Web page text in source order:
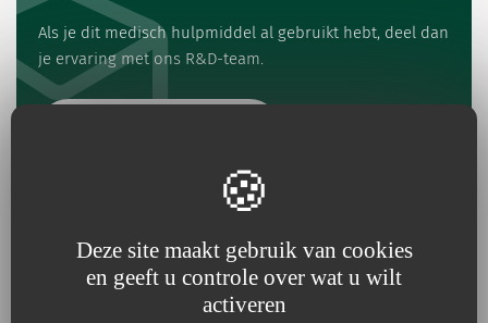
Deze site maakt gebruik van cookies
en geeft u controle over wat u wilt
activeren
Als je dit medisch hulpmiddel al gebruikt hebt, deel dan
je ervaring met ons R&D-team.
Referenties en specificaties